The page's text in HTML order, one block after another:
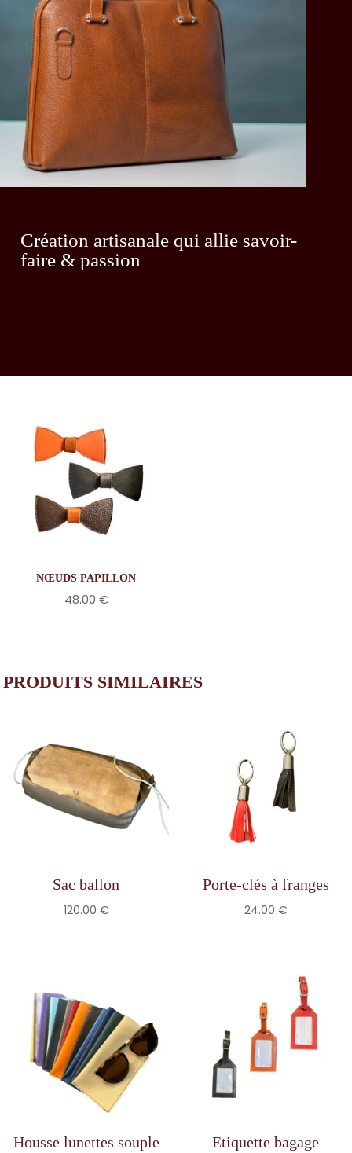
Création artisanale qui allie savoir-
faire & passion
NŒUDS PAPILLON
48.00 €
PRODUITS SIMILAIRES
Sac ballon
120.00 €
Porte-clés à franges
24.00 €
Housse lunettes souple Etiquette bagage